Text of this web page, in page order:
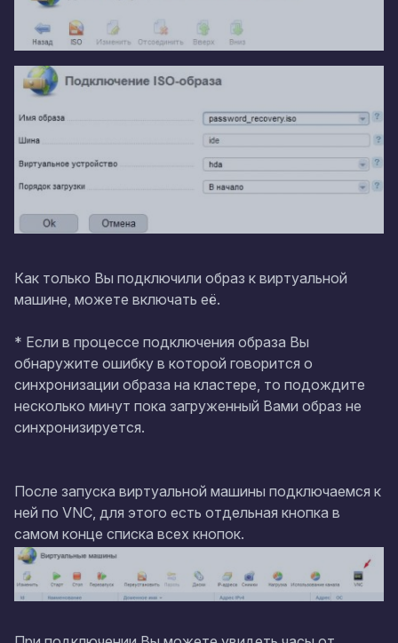
Как только Вы подключили образ к виртуальной
машине, можете включать её.
* Если в процессе подключения образа Вы
обнаружите ошибку в которой говорится о
синхронизации образа на кластере, то подождите
несколько минут пока загруженный Вами образ не
синхронизируется.
После запуска виртуальной машины подключаемся к
ней по VNC, для этого есть отдельная кнопка в
самом конце списка всех кнопок.